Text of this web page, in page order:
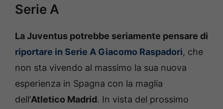
Serie A
La Juventus potrebbe seriamente pensare di
riportare in Serie A Giacomo Raspadori, che
non sta vivendo al massimo la sua nuova
esperienza in Spagna con la maglia
dell’Atletico Madrid. In vista del prossimo